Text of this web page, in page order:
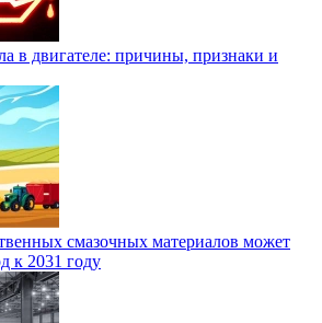
в двигателе: причины, признаки и
смазочных материалов может
к 2031 году